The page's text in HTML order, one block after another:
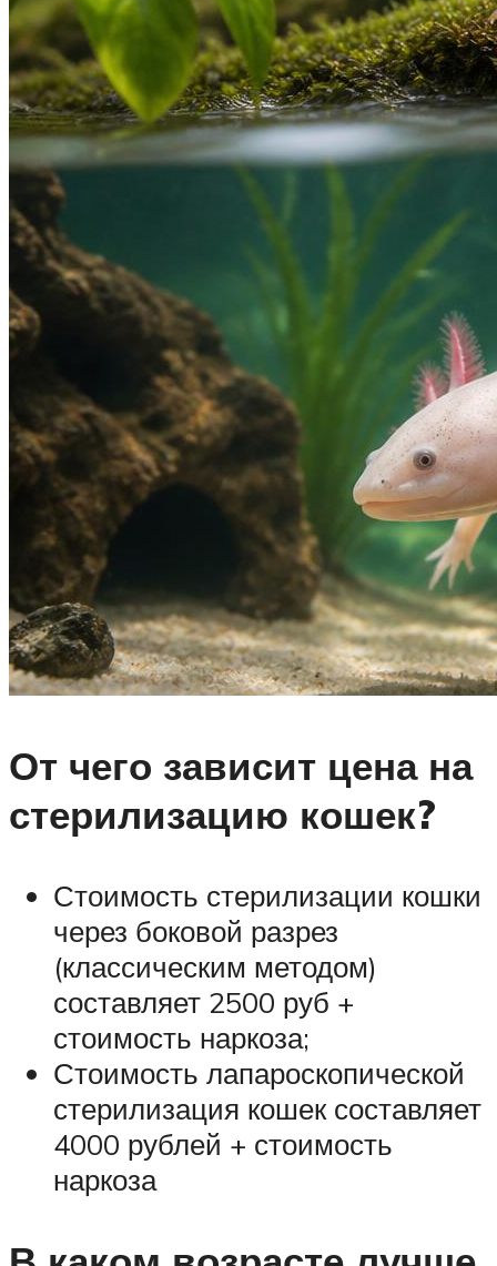
От чего зависит цена на
стерилизацию кошек?
Стоимость стерилизации кошки
через боковой разрез
(классическим методом)
составляет 2500 руб +
стоимость наркоза;
Стоимость лапароскопической
стерилизация кошек составляет
4000 рублей + стоимость
наркоза